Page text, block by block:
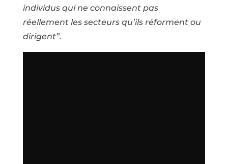
individus qui ne connaissent pas
réellement les secteurs qu’ils réforment ou
dirigent”.